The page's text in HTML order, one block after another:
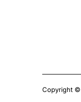
Copyright ©